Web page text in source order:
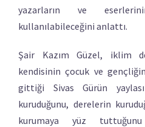
yazarların ve
kullanılabileceğini anlattı.
Şair Kazım Güzel, iklim
kendisinin çocuk ve
gittiği Sivas Gürün
kuruduğunu, derelerin
kurumaya yüz